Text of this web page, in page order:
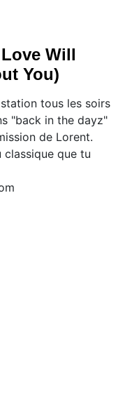
Will
You)
tous les soirs
"back in the dayz"
de Lorent.
classique que tu